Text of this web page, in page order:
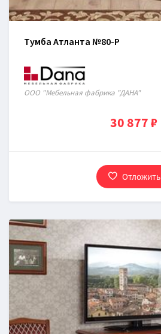
Тумба Атланта №80-P
ООО "Мебельная фабрика "ДАНА"
30 877 ₽
Отложить